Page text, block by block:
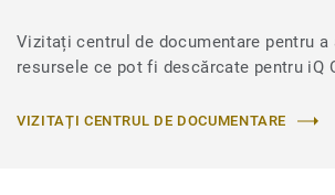
Vizitați centrul de documentare pentru a
resursele ce pot fi descărcate pentru iQ
VIZITAȚI CENTRUL DE DOCUMENTARE